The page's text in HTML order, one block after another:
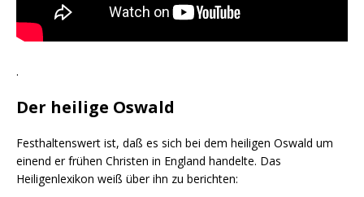
.
Der heilige Oswald
Festhaltenswert ist, daß es sich bei dem heiligen Oswald um
einend er frühen Christen in England handelte. Das
Heiligenlexikon weiß über ihn zu berichten: